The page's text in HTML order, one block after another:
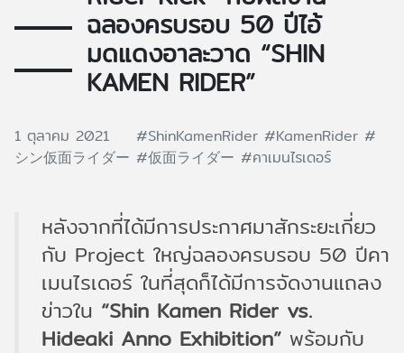
ฉลองครบรอบ 50 ปีไอ้
มดแดงอาละวาด “SHIN
KAMEN RIDER”
1 ตุลาคม 2021 #ShinKamenRider #KamenRider #
シン仮面ライダー #仮面ライダー #คาเมนไรเดอร์
หลังจากที่ได้มีการประกาศมาสักระยะเกี่ยว
กับ Project ใหญ่ฉลองครบรอบ 50 ปีคา
เมนไรเดอร์ ในที่สุดก็ได้มีการจัดงานแถลง
ข่าวใน “Shin Kamen Rider vs.
Hideaki Anno Exhibition” พร้อมกับ